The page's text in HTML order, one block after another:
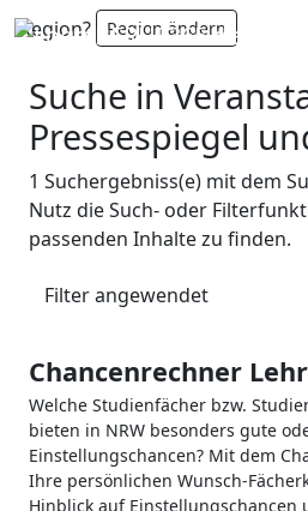
Region? Region ändern
Suche in
Pressespiegel
1 Suchergebniss(e) mit dem
Nutz die Such- oder
passenden Inhalte zu finden.
Filter angewendet
Chancenrechner
Welche Studienfächer bzw.
bieten in NRW besonders gute
Einstellungschancen? Mit dem
Ihre persönlichen Wunsch-
Hinblick auf Einstellungschancen